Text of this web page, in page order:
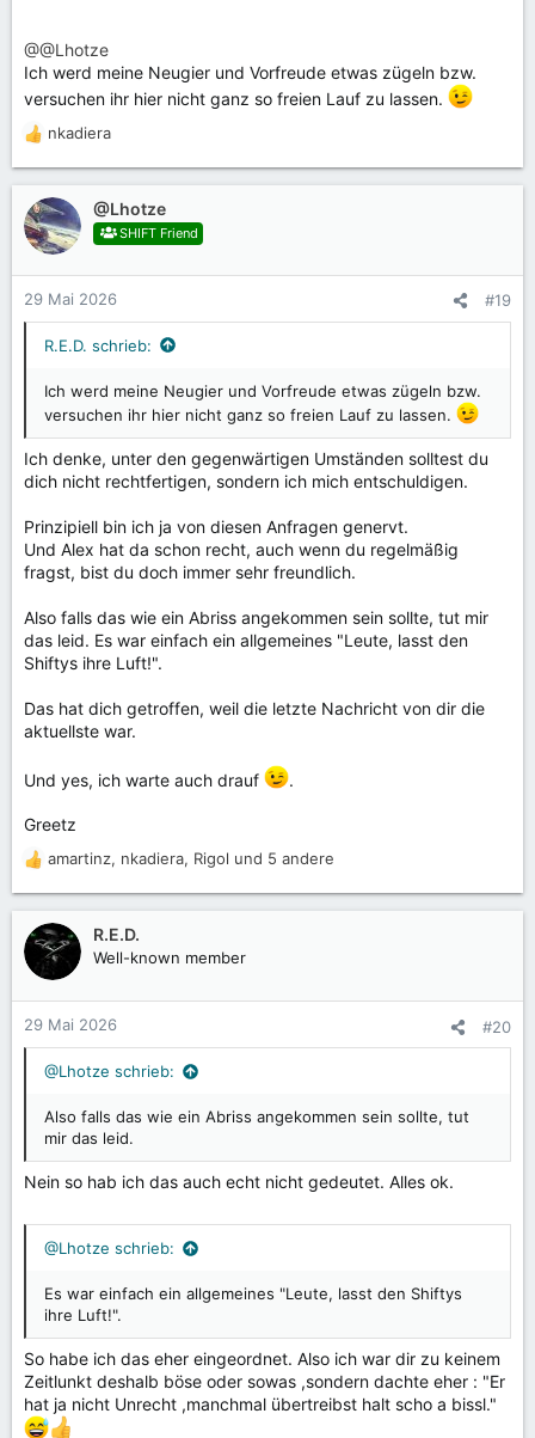
@@Lhotze
Ich werd meine Neugier und Vorfreude etwas zügeln bzw.
versuchen ihr hier nicht ganz so freien Lauf zu lassen.
R
a
k
t
n
nkadiera
@Lhotze
SHIFT Friend
29 Mai 2026 #19
R.E.D. schrieb:
Ich werd meine Neugier und Vorfreude etwas zügeln bzw.
versuchen ihr hier nicht ganz so freien Lauf zu lassen.
Ich denke, unter den gegenwärtigen Umständen solltest du
dich nicht rechtfertigen, sondern ich mich entschuldigen.
Prinzipiell bin ich ja von diesen Anfragen genervt.
Und Alex hat da schon recht, auch wenn du regelmäßig
fragst, bist du doch immer sehr freundlich.
Also falls das wie ein Abriss angekommen sein sollte, tut mir
das leid. Es war einfach ein allgemeines "Leute, lasst den
Shiftys ihre Luft!".
Das hat dich getroffen, weil die letzte Nachricht von dir die
aktuellste war.
Und yes, ich warte auch drauf .
Greetz
R
e
a
k
t
o
n
amartinz, nkadiera, Rigol und 5 andere
R.E.D.
Well-known member
29 Mai 2026 #20
@Lhotze schrieb:
Also falls das wie ein Abriss angekommen sein sollte, tut
mir das leid.
Nein so hab ich das auch echt nicht gedeutet. Alles ok.
@Lhotze schrieb:
Es war einfach ein allgemeines "Leute, lasst den Shiftys
ihre Luft!".
So habe ich das eher eingeordnet. Also ich war dir zu keinem
Zeitlunkt deshalb böse oder sowas ,sondern dachte eher : "Er
hat ja nicht Unrecht ,manchmal übertreibst halt scho a bissl."